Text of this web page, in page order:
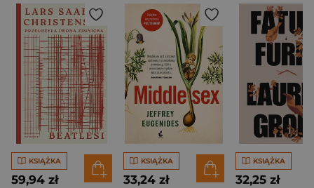
KSIĄŻKA
59,94 zł
KSIĄŻKA
33,24 zł
KSIĄŻKA
32,25 zł